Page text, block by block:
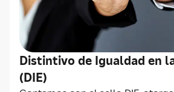
Distintivo de Igualdad en
(DIE)